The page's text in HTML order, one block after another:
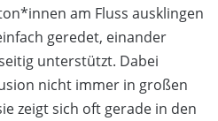
am Fluss ausklingen
geredet, einander
unterstützt. Dabei
nicht immer in großen
zeigt sich oft gerade in den